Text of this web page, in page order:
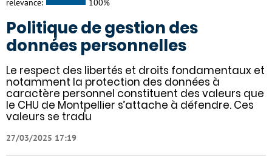
Politique de gestion des
données personnelles
Le respect des libertés et droits fondamentaux et
notamment la protection des données à
caractère personnel constituent des valeurs que
le CHU de Montpellier s’attache à défendre. Ces
valeurs se tradu
27/03/2025 17:19